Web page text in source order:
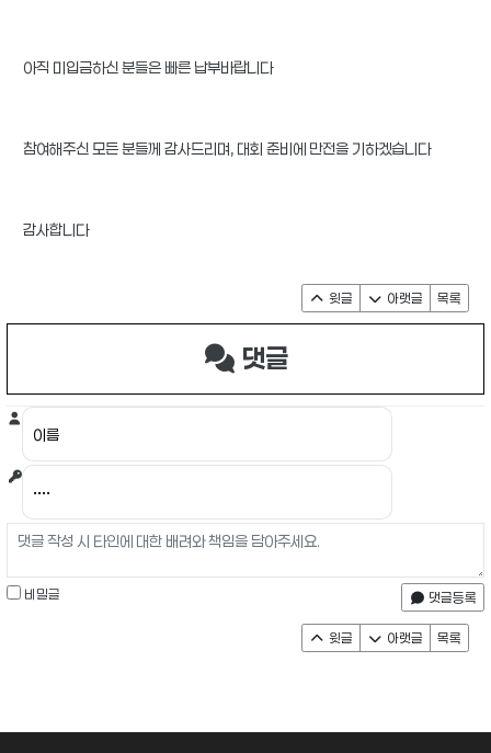
아직 미입금하신 분들은 빠른 납부바랍니다
참여해주신 모든 분들께 감사드리며, 대회 준비에 만전을 기하겠습니다
감사합니다
윗글 아랫글 목록
댓글
비밀글 댓글등록
윗글 아랫글 목록